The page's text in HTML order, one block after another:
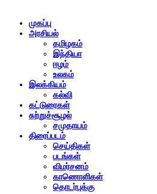
முகப்பு
அரசியல்
தமிழகம்
இந்தியா
ஈழம்
உலகம்
இலக்கியம்
கல்வி
கட்டுரைகள்
சுற்றுச்சூழல்
சமுதாயம்
திரைப்படம்
செய்திகள்
படங்கள்
விமர்சனம்
காணொளிகள்
தொடர்புக்கு